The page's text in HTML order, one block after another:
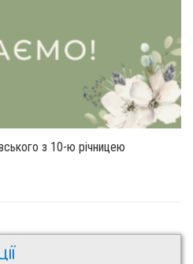
з 10-ю річницею